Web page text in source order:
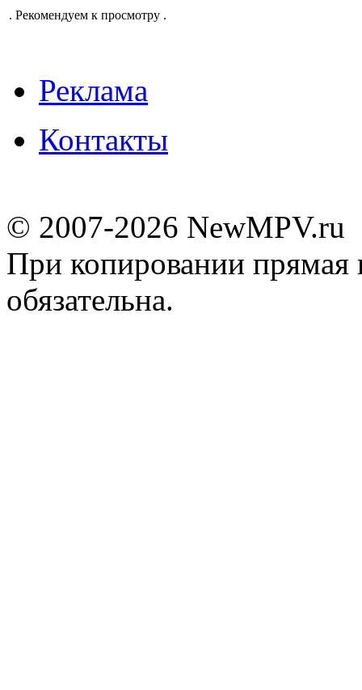
. Рекомендуем к просмотру .
Реклама
Контакты
© 2007-2026 NewMPV.ru
При копировании прямая
обязательна.